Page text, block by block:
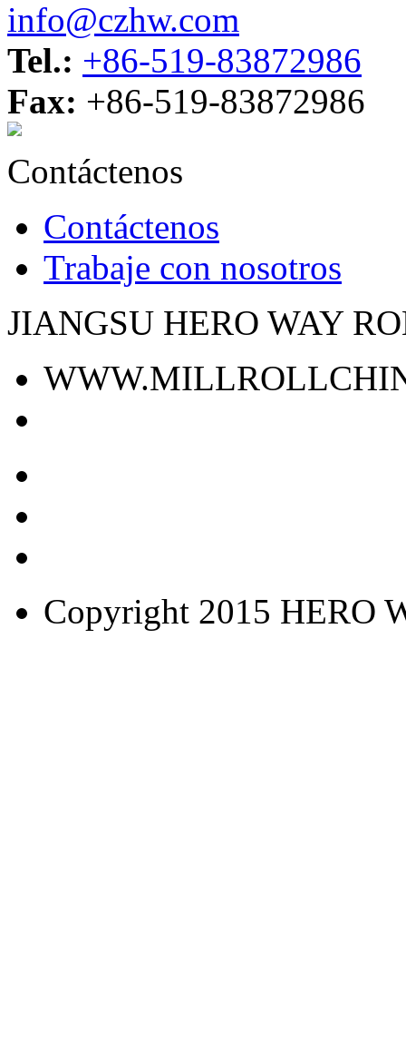
info@czhw.com
Tel.: +86-519-83872986
Fax: +86-519-83872986
Contáctenos
Contáctenos
Trabaje con nosotros
JIANGSU HERO WAY
Copyright 2015 HERO